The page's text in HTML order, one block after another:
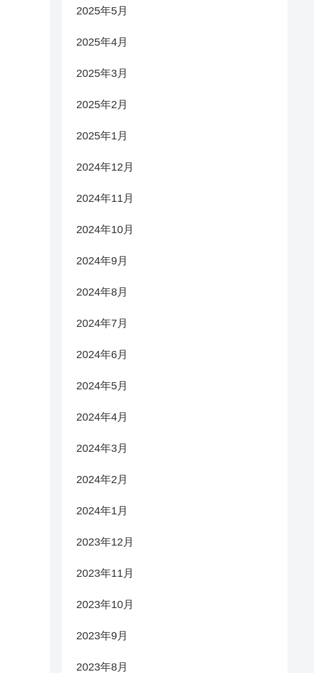
2025年5月
2025年4月
2025年3月
2025年2月
2025年1月
2024年12月
2024年11月
2024年10月
2024年9月
2024年8月
2024年7月
2024年6月
2024年5月
2024年4月
2024年3月
2024年2月
2024年1月
2023年12月
2023年11月
2023年10月
2023年9月
2023年8月